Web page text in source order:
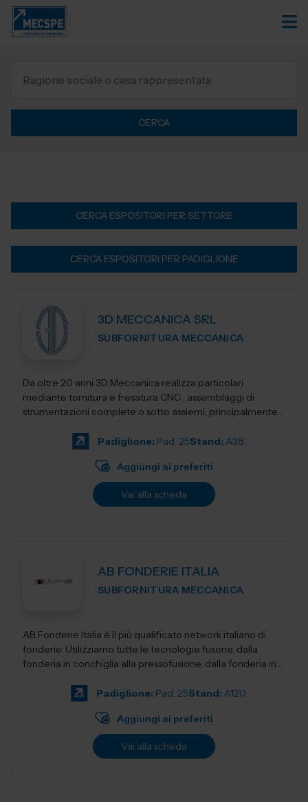
CERCA
CERCA ESPOSITORI PER SETTORE
CERCA ESPOSITORI PER PADIGLIONE
3D MECCANICA SRL
SUBFORNITURA MECCANICA
Da oltre 20 anni 3D Meccanica realizza particolari
mediante tornitura e fresatura CNC , assemblaggi di
strumentazioni complete o sotto assiemi, principalmente
Padiglione: Pad. 25Stand: A38
Aggiungi ai preferiti
Vai alla scheda
AB FONDERIE ITALIA
SUBFORNITURA MECCANICA
AB Fonderie Italia è il più qualificato network italiano di
fonderie. Utilizziamo tutte le tecnologie fusorie, dalla
fonderia in conchiglia alla pressofusione, dalla fonderia in
Padiglione: Pad. 25Stand: A120
Aggiungi ai preferiti
Vai alla scheda